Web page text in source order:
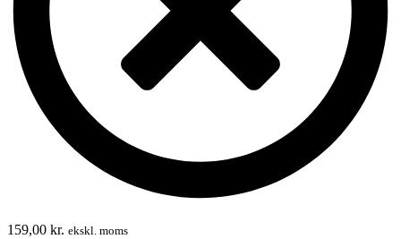
159,00 kr. ekskl. moms